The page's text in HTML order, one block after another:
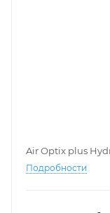
Air Optix plus
Подробности